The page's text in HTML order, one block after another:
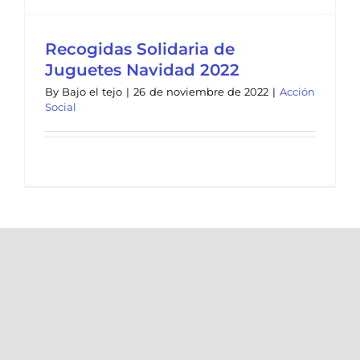
Recogidas Solidaria de
Juguetes Navidad 2022
By Bajo el tejo | 26 de noviembre de 2022 | Acción
Social